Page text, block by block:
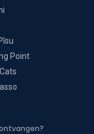
Point